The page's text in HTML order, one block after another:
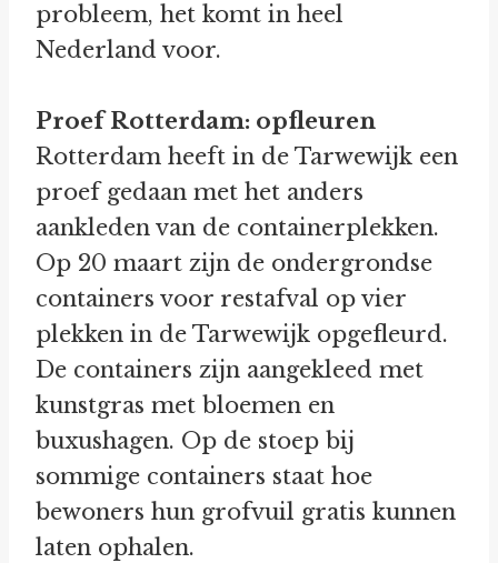
probleem, het komt in heel
Nederland voor.
Proef Rotterdam: opfleuren
Rotterdam heeft in de Tarwewijk een
proef gedaan met het anders
aankleden van de containerplekken.
Op 20 maart zijn de ondergrondse
containers voor restafval op vier
plekken in de Tarwewijk opgefleurd.
De containers zijn aangekleed met
kunstgras met bloemen en
buxushagen. Op de stoep bij
sommige containers staat hoe
bewoners hun grofvuil gratis kunnen
laten ophalen.